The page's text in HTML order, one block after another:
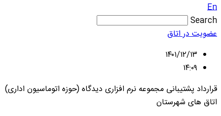
En
Search
عضویت در اتاق
۱۴۰۱/۱۲/۱۳
۱۴:۰۹
قرارداد پشتیبانی مجموعه نرم افزاری دیدگاه (حوزه اتوماسیون اداری)
اتاق های شهرستان